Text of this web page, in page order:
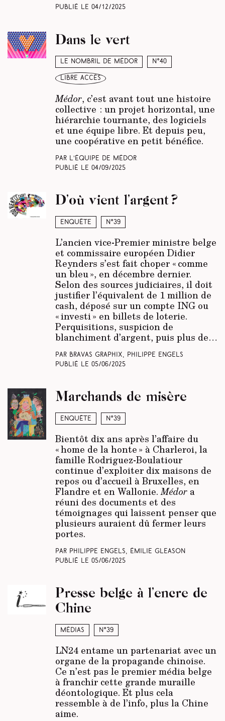
Publié le 04/12/2025
Le nombril de Médor N°40
libre accès
Dans le vert
Médor, c’est avant tout une histoire
collective : un projet horizontal, une
hiérarchie tournante, des logiciels
et une équipe libre. Et depuis peu,
une coopérative en petit bénéfice.
Par L’équipe de Médor
Publié le 04/09/2025
Enquête N°39
D’où vient l’argent ?
L’ancien vice-Premier ministre belge
et commissaire européen Didier
Reynders s’est fait choper « comme
un bleu », en décembre dernier.
Selon des sources judiciaires, il doit
justifier l’équivalent de 1 million de
cash, déposé sur un compte ING ou
« investi » en billets de loterie.
Perquisitions, suspicion de
blanchiment d’argent, puis plus de…
Par Bravas Graphix, Philippe Engels
Publié le 05/06/2025
Enquête N°39
Marchands de misère
Bientôt dix ans après l’affaire du
« home de la honte » à Charleroi, la
famille Rodriguez-Boulatiour
continue d’exploiter dix maisons de
repos ou d’accueil à Bruxelles, en
Flandre et en Wallonie.Médora
réuni des documents et des
témoignages qui laissent penser que
plusieurs auraient dû fermer leurs
portes.
Par Philippe Engels, Émilie Gleason
Publié le 05/06/2025
Médias N°39
Presse belge à l’encre de
Chine
LN24 entame un partenariat avec un
organe de la propagande chinoise.
Ce n’est pas le premier média belge
à franchir cette grande muraille
déontologique. Et plus cela
ressemble à de l’info, plus la Chine
aime.